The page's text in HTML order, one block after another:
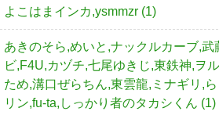
よこはまインカ,ysmmzr (1)
あきのそら,めいと,ナックルカーブ,武
ビ,F4U,カヅチ,七尾ゆきじ,東鉄神,ヲ
ため,溝口ぜらちん,東雲龍,ミナギリ,
リン,fu-ta,しっかり者のタカシくん (1)